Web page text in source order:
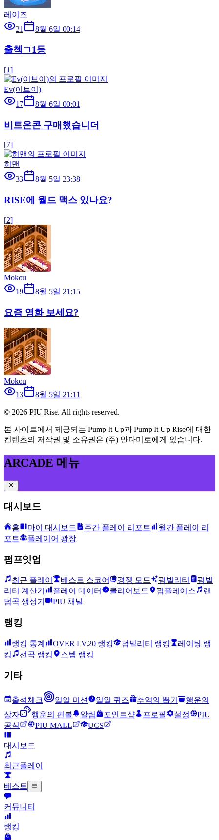
레이즈
21
8월 6일 00:14
출첵ㄱ1등
[1]
Ev(이브이)
17
8월 6일 00:01
비트온콘 구매했습니더
[7]
히맨
33
8월 5일 23:38
RISE에 월드 맥스 있나요?
[2]
Mokou
19
8월 5일 21:15
요즘 영화 보세요?
Mokou
13
8월 5일 21:11
© 2026 PIU Rise. All rights reserved.
본 사이트에서 제공되는 Pump It Up과 Pump It Up Rise에 대한
컨텐츠의 저작권 및 소유권은 (주) 안다미로에게 있습니다.
ARCADE 메뉴
대시보드
홈 마이 대시보드 주간 플레이 리포트
월간 플레이 리
포트
플레이어 광장
펌프잇업
최근 플레이 베스트 스코어 경쟁 모드 펌빌리티
펌빌
리티 계산기
플레이 데이터 클리어보드 펌플레이스
랜
덤곡 생성기
PIU 채널
랭킹
랭킹 통계 OVER LV.20 랭킹 펌빌리티 랭킹
레이팅 랭
킹
선곡 랭킹 스텝 랭킹
기타
출석체크 일일 미션 일일 퀴즈 추억의 뽑기
행운의
상자
행운의 핀볼 알림 포인트샵 프로필 설정
PIU
공식
PIU MALL UCS
대시보드
최근플레이
베스트
커뮤니티
랭킹